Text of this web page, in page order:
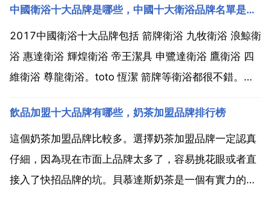
的，在日後的使用中也會特別的放心。中國十大衛浴品
牌 衛浴品牌排行1 toto 東陶旗下，於1917年日本創...
中國衛浴十大品牌是哪些，中國十大衛浴品牌名單是哪些？
2017中國衛浴十大品牌包括 箭牌衛浴 九牧衛浴 浪鯨衛
浴 惠達衛浴 輝煌衛浴 帝王潔具 申鷺達衛浴 鷹衛浴 四
維衛浴 尊龍衛浴。toto 恆潔 箭牌等衛浴都很不錯。隨
行業機遇跟挑戰交錯的情況令衛浴行業成為了品牌佔有
型市場。那麼衛浴什麼品牌好？衛浴一...
飲品加盟十大品牌有哪些，奶茶加盟品牌排行榜
這個奶茶加盟品牌比較多。選擇奶茶加盟品牌一定認真
仔細，因為現在市面上品牌太多了，容易挑花眼或者直
接入了快招品牌的坑。貝慕達斯奶茶是一個有實力的品